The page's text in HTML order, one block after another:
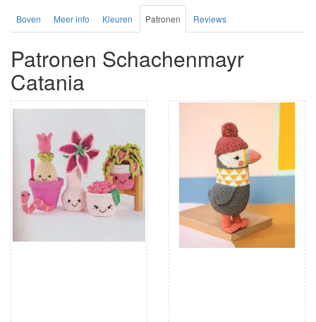
Boven Meer info Kleuren Patronen Reviews
Patronen Schachenmayr
Catania